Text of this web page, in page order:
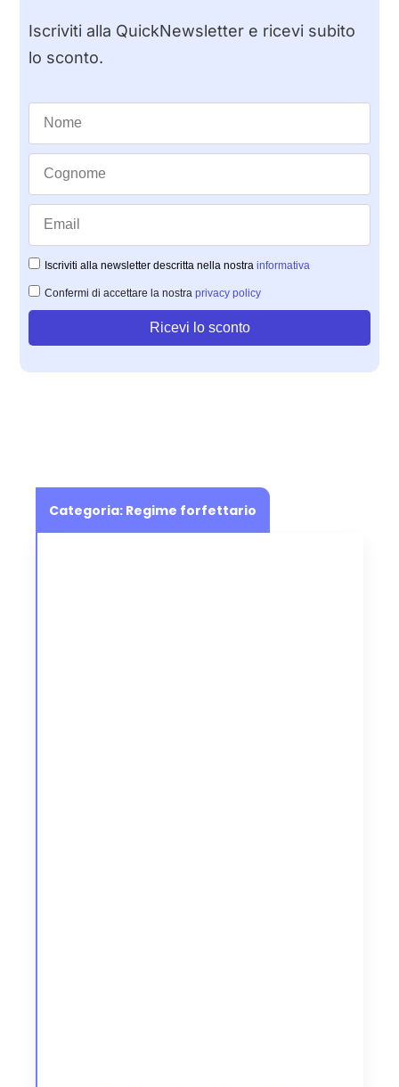
Iscriviti alla QuickNewsletter e ricevi subito
lo sconto.
Iscriviti alla newsletter descritta nella nostrainformativa
Confermi di accettare la nostraprivacy policy
Ricevi lo sconto
Categoria: Regime forfettario